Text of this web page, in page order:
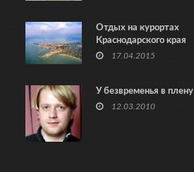
Отдых на курортах
Краснодарского края
17.04.2015
У безвременья в плену
12.03.2010